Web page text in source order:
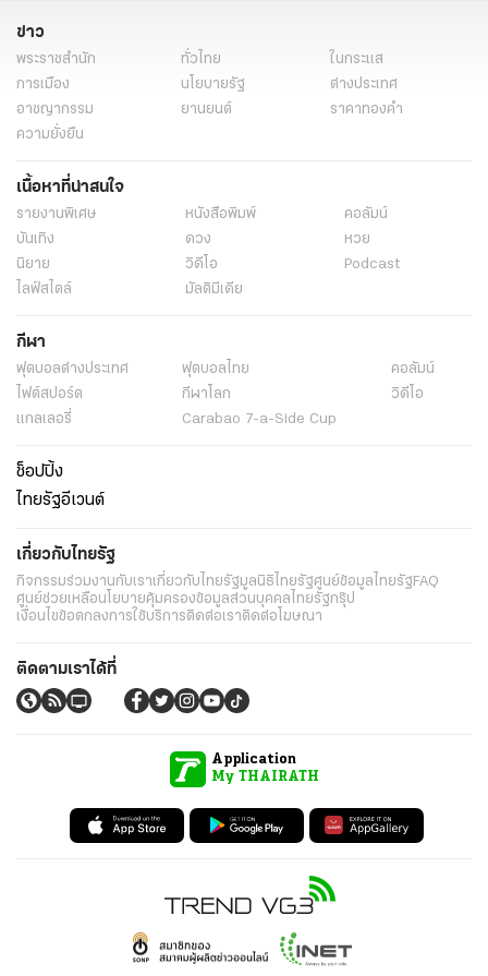
ข่าว
พระราชสำนัก ทั่วไทย
ในกระแส
การเมือง
นโยบายรัฐ
ต่างประเทศ
อาชญากรรม
ยานยนต์
ราคาทองคำ
ความยั่งยืน
เนื้อหาที่น่าสนใจ
รายงานพิเศษ หนังสือพิมพ์
คอลัมน์
บันเทิง
ดวง
หวย
นิยาย
วิดีโอ
Podcast
ไลฟ์สไตล์
มัลติมีเดีย
กีฬา
ฟุตบอลต่่างประเทศ ฟุตบอลไทย
คอลัมน์
ไฟต์สปอร์ต
กีฬาโลก
วิดีโอ
แกลเลอรี่
Carabao 7-a-Side Cup
ช็อปปิ้ง
ไทยรัฐอีเวนต์
เกี่ยวกับไทยรัฐ
กิจกรรมร่วมงานกับเราเกี่ยวกับไทยรัฐมูลนิธิไทยรัฐศูนย์ข้อมูลไทยรัฐFAQ
ศูนย์ช่วยเหลือนโยบายคุ้มครองข้อมูลส่วนบุคคลไทยรัฐกรุ๊ป
เงื่อนไขข้อตกลงการใช้บริการติดต่อเราติดต่อโฆษณา
ติดตามเราได้ที่
Application
My THAIRATH